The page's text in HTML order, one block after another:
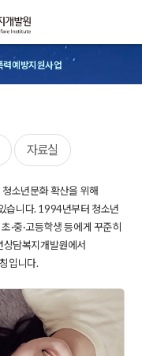
력예방지원사업
자료실
소년문화 확산을 위해
습니다. 1994년부터 청소년
·중·고등학생 등에게 꾸준히
상담복지개발원에서
입니다.